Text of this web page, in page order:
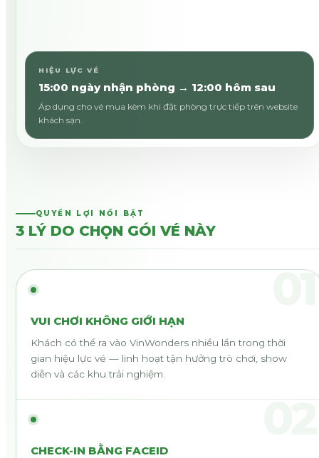
HIỆU LỰC VÉ
15:00 ngày nhận phòng → 12:00 hôm sau
Áp dụng cho vé mua kèm khi đặt phòng trực tiếp trên website
khách sạn.
QUYỀN LỢI NỔI BẬT
3 LÝ DO CHỌN GÓI VÉ NÀY
01
VUI CHƠI KHÔNG GIỚI HẠN
Khách có thể ra vào VinWonders nhiều lần trong thời
gian hiệu lực vé — linh hoạt tận hưởng trò chơi, show
diễn và các khu trải nghiệm.
02
CHECK-IN BẰNG FACEID